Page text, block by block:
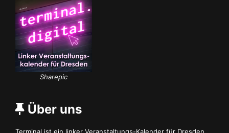
Sharepic
Über uns
Terminal ist ein linker Veranstaltungs-Kalender für Dresden